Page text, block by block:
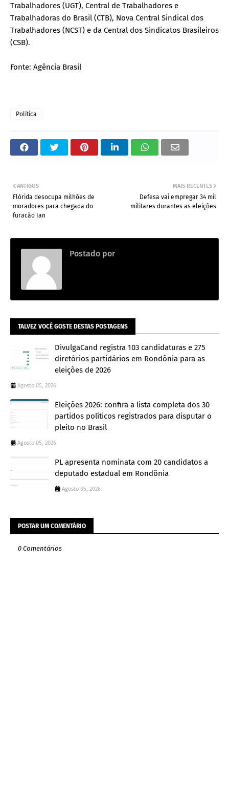
Trabalhadores (UGT), Central de Trabalhadores e
Trabalhadoras do Brasil (CTB), Nova Central Sindical dos
Trabalhadores (NCST) e da Central dos Sindicatos Brasileiros
(CSB).
Fonte: Agência Brasil
Política
MAIS RECENTES
Defesa vai empregar 34 mil
militares durantes as eleições
ANTIGOS
Flórida desocupa milhões de
moradores para chegada do
furacão Ian
Postado por
TALVEZ VOCÊ GOSTE DESTAS POSTAGENS
DivulgaCand registra 103 candidaturas e 275
diretórios partidários em Rondônia para as
eleições de 2026
Agosto 05, 2026
Eleições 2026: confira a lista completa dos 30
partidos políticos registrados para disputar o
pleito no Brasil
Agosto 05, 2026
PL apresenta nominata com 20 candidatos a
deputado estadual em Rondônia
Agosto 05, 2026
POSTAR UM COMENTÁRIO
0 Comentários